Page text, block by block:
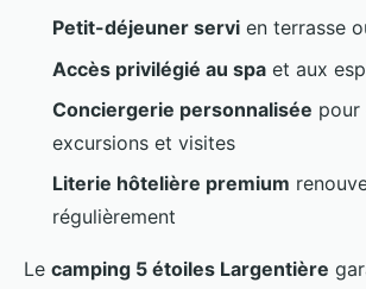
Petit-déjeuner servi en terrasse
Accès privilégié au spa et aux
Conciergerie personnalisée pour
excursions et visites
Literie hôtelière premium
régulièrement
Le camping 5 étoiles Largentière